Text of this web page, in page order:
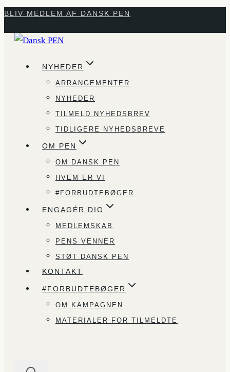
Fortsæt
indhold
BLIV MEDLEM AF DANSK PEN
NYHEDER
ARRANGEMENTER
NYHEDER
TILMELD NYHEDSBREV
TIDLIGERE NYHEDSBREVE
OM PEN
OM DANSK PEN
HVEM ER VI
#FORBUDTEBØGER
ENGAGÉR DIG
MEDLEMSKAB
PENS VENNER
STØT DANSK PEN
KONTAKT
#FORBUDTEBØGER
OM KAMPAGNEN
MATERIALER FOR TILMELDTE